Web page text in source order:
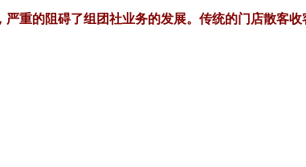
重的阻碍了组团社业务的发展。传统的门店散客